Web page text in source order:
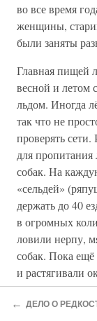
во все время
женщины,
были заняты
Главная пищей
весной и летом
льдом. Иногда
так что не
проверять
для пропитания
собак. На
«сельдей»
держать до 40
в огромных
ловили нерпу,
собак. Пока
и растягивали
запутывалась.
так как лёд
←